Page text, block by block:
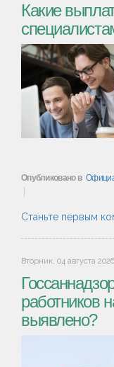
Какие
Опубликовано в
Станьте первым
Вторник, 04 августа
работников
выявлено?